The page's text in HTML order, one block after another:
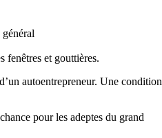
fenêtres et gouttières.
autoentrepreneur. Une condition
pour les adeptes du grand